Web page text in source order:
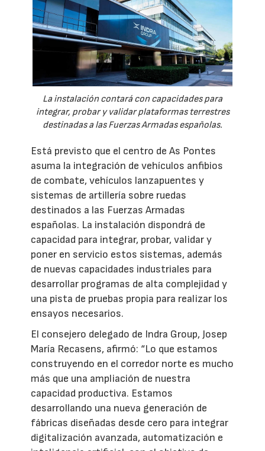
La instalación contará con capacidades para
integrar, probar y validar plataformas terrestres
destinadas a las Fuerzas Armadas españolas.
Está previsto que el centro de As Pontes
asuma la integración de vehículos anfibios
de combate, vehículos lanzapuentes y
sistemas de artillería sobre ruedas
destinados a las Fuerzas Armadas
españolas. La instalación dispondrá de
capacidad para integrar, probar, validar y
poner en servicio estos sistemas, además
de nuevas capacidades industriales para
desarrollar programas de alta complejidad y
una pista de pruebas propia para realizar los
ensayos necesarios.
El consejero delegado de Indra Group, Josep
María Recasens, afirmó: “Lo que estamos
construyendo en el corredor norte es mucho
más que una ampliación de nuestra
capacidad productiva. Estamos
desarrollando una nueva generación de
fábricas diseñadas desde cero para integrar
digitalización avanzada, automatización e